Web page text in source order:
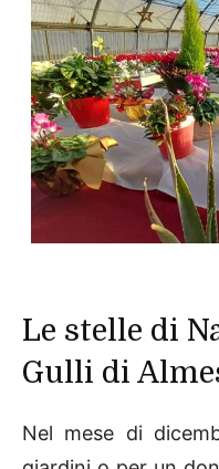
Le stelle di
Gulli di
Nel mese di